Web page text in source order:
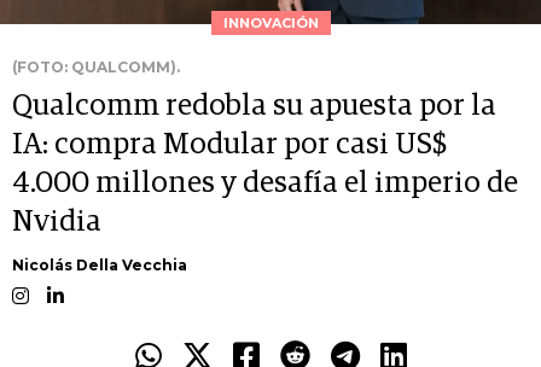
INNOVACIÓN
(FOTO: QUALCOMM).
Qualcomm redobla su apuesta por la
IA: compra Modular por casi US$
4.000 millones y desafía el imperio de
Nvidia
Nicolás Della Vecchia